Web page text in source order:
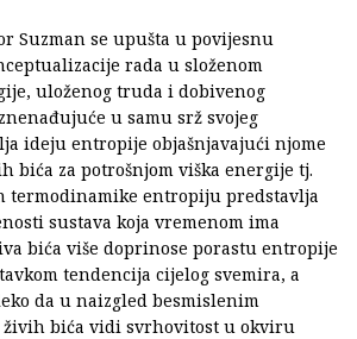
Suzman se upušta u povijesnu
rada u složenom
uloženog truda i dobivenog
u samu srž svojeg
ideju entropije objašnjavajući njome
bića za potrošnjom viška energije tj.
termodinamike entropiju predstavlja
sustava koja vremenom ima
bića više doprinose porastu entropije
tendencija cijelog svemira, a
da u naizgled besmislenim
bića vidi svrhovitost u okviru